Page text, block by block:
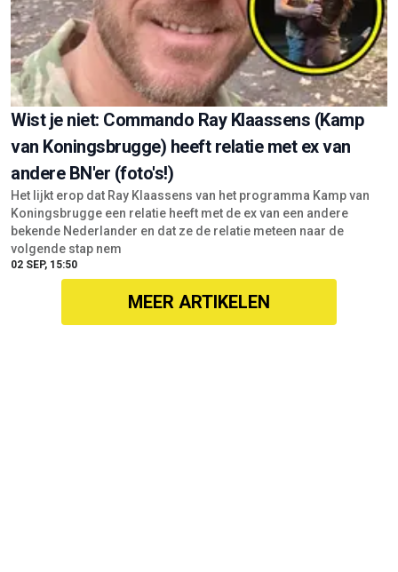
Wist je niet: Commando Ray Klaassens (Kamp
van Koningsbrugge) heeft relatie met ex van
andere BN'er (foto's!)
Het lijkt erop dat Ray Klaassens van het programma Kamp van
Koningsbrugge een relatie heeft met de ex van een andere
bekende Nederlander en dat ze de relatie meteen naar de
volgende stap nem
02 SEP, 15:50
MEER ARTIKELEN